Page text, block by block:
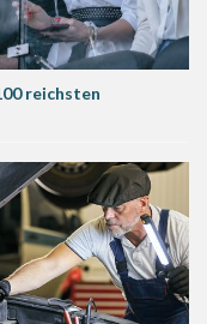
reichsten